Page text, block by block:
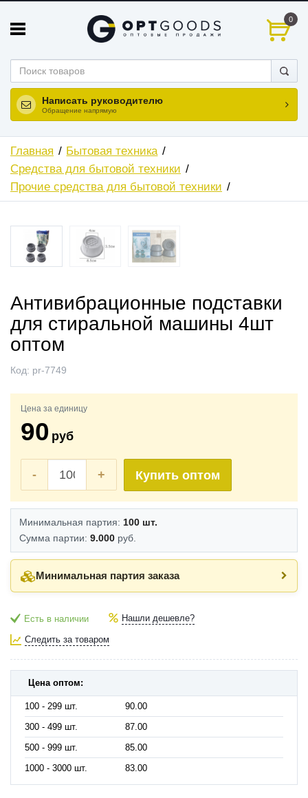
0
Написать руководителю
Обращение напрямую
Главная
Бытовая техника
Средства для бытовой техники
Прочие средства для бытовой техники
НОВИНКА
Антивибрационные подставки
для стиральной машины 4шт
оптом
Код: pr-7749
Цена за единицу
90 руб
- + Купить оптом
Минимальная партия: 100 шт.
Сумма партии: 9.000 руб.
Минимальная партия заказа
Есть в наличии Нашли дешевле?
Следить за товаром
Цена оптом:
100 - 299 шт.
90.00
300 - 499 шт.
87.00
500 - 999 шт.
85.00
1000 - 3000 шт.
83.00